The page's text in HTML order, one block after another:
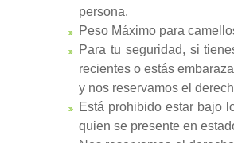
persona.
Peso Máximo para
Para tu seguridad, si
recientes o estás
y nos reservamos el
Está prohibido estar bajo
quien se presente en